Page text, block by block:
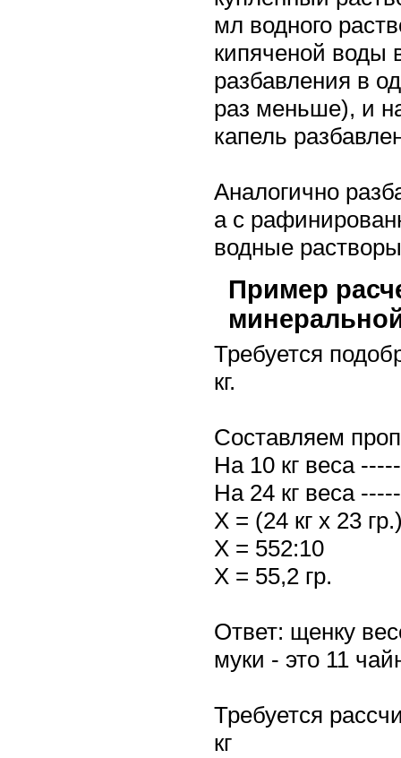
мл водного
кипяченой воды
разбавления в
раз меньше), и
капель
Аналогично
а с
водные
Пример
Требуется
кг.
Составляем
На 10 кг веса
На 24 кг веса
Х = (24 кг х 23
Х = 552:10
Х = 55,2 гр.
Ответ: щенку
муки - это 11
Требуется
кг